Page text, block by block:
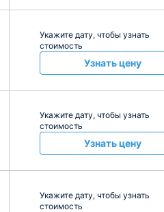
Укажите дату, чтобы узнать
стоимость
Узнать цену
Укажите дату, чтобы узнать
стоимость
Узнать цену
Укажите дату, чтобы узнать
стоимость